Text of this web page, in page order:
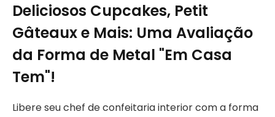
Deliciosos Cupcakes, Petit
Gâteaux e Mais: Uma Avaliação
da Forma de Metal "Em Casa
Tem"!
Libere seu chef de confeitaria interior com a forma